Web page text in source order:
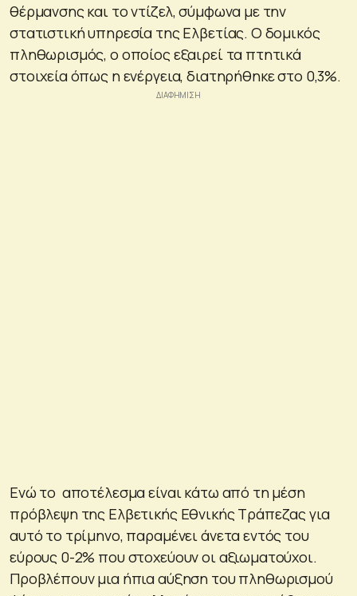
θέρμανσης και το ντίζελ, σύμφωνα με την
στατιστική υπηρεσία της Ελβετίας. Ο δομικός
πληθωρισμός, ο οποίος εξαιρεί τα πτητικά
στοιχεία όπως η ενέργεια, διατηρήθηκε στο 0,3%.
Ενώ το αποτέλεσμα είναι κάτω από τη μέση
πρόβλεψη της Ελβετικής Εθνικής Τράπεζας για
αυτό το τρίμηνο, παραμένει άνετα εντός του
εύρους 0-2% που στοχεύουν οι αξιωματούχοι.
Προβλέπουν μια ήπια αύξηση του πληθωρισμού